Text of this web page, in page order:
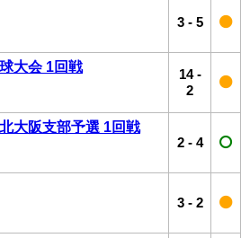
3- 5
大会 1回戦 14-
2
大阪支部予選 1回戦
2- 4
3- 2